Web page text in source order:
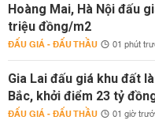
Hoàng Mai, Hà Nội đấu
triệu đồng/m2
ĐẤU GIÁ - ĐẤU THẦU 01 phút
Gia Lai đấu giá khu đất
Bắc, khởi điểm 23 tỷ
ĐẤU GIÁ - ĐẤU THẦU 01 giờ